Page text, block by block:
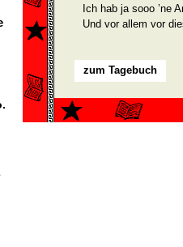
Ich hab ja sooo ’ne
Und vor allem vor
zum Tagebuch